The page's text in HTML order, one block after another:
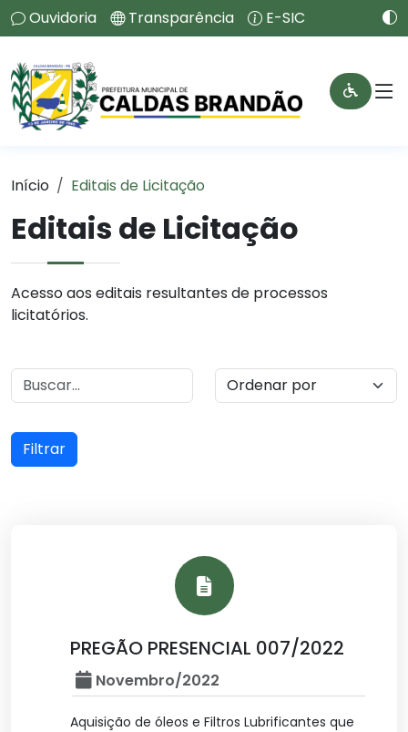
Ouvidoria Transparência E-SIC
Início Editais de Licitação
Editais de Licitação
Acesso aos editais resultantes de processos
licitatórios.
Filtrar
PREGÃO PRESENCIAL 007/2022
Novembro/2022
Aquisição de óleos e Filtros Lubrificantes que